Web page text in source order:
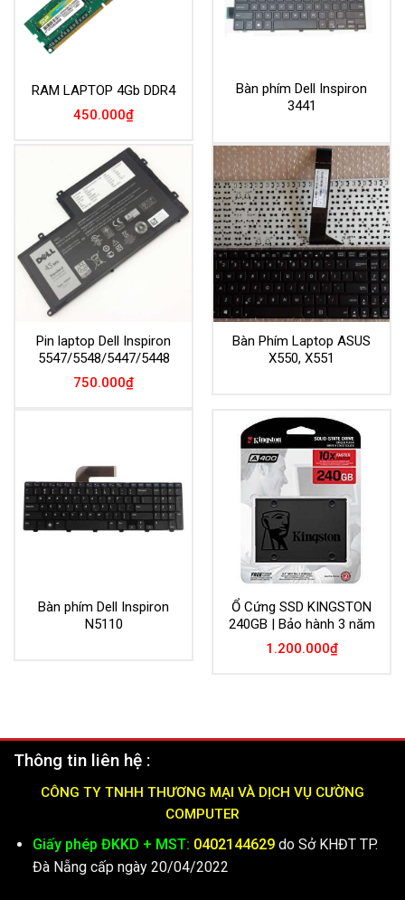
RAM LAPTOP 4Gb DDR4
450.000₫
Bàn phím Dell Inspiron
3441
Pin laptop Dell Inspiron
5547/5548/5447/5448
750.000₫
Bàn Phím Laptop ASUS
X550, X551
Bàn phím Dell Inspiron
N5110
Ổ Cứng SSD KINGSTON
240GB | Bảo hành 3 năm
1.200.000₫
Thông tin liên hệ :
CÔNG TY TNHH THƯƠNG MẠI VÀ DỊCH VỤ CƯỜNG
COMPUTER
Giấy phép ĐKKD + MST: 0402144629do Sở KHĐT TP.
Đà Nẵng cấp ngày 20/04/2022